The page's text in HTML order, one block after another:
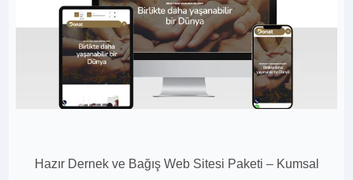
Hazır Dernek ve Bağış Web Sitesi Paketi – Kumsal